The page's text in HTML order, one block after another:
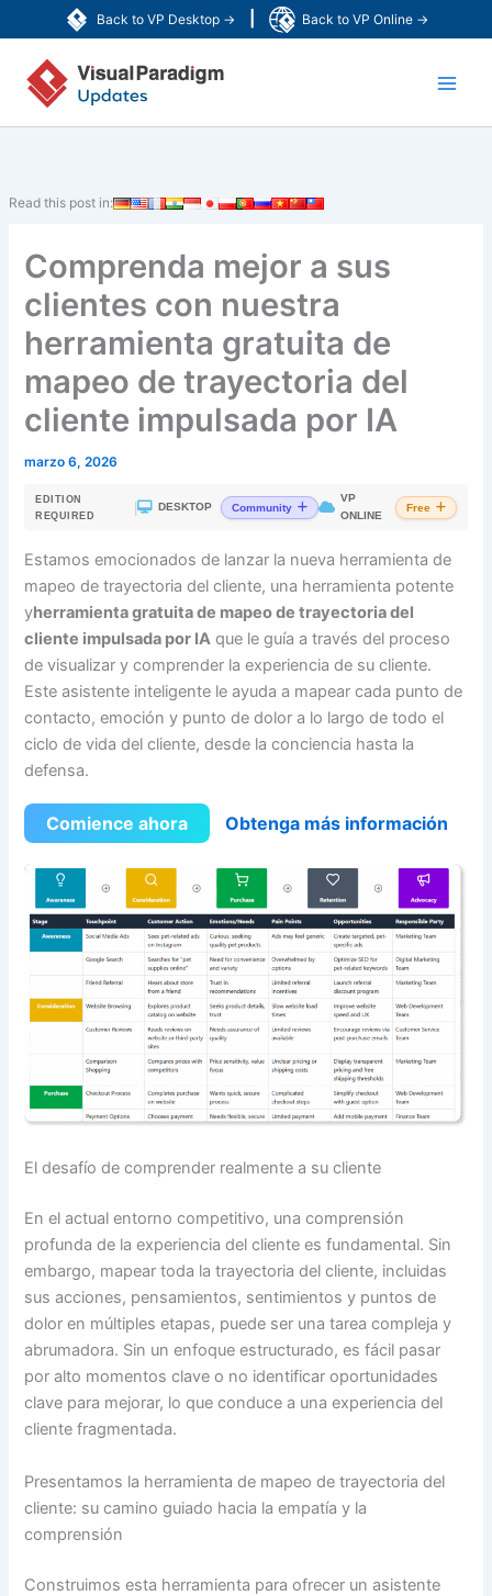
Back to VP Desktop → Back to VP Online →
al
contenido
Read this post in:
Comprenda mejor a sus
clientes con nuestra
herramienta gratuita de
mapeo de trayectoria del
cliente impulsada por IA
marzo 6, 2026
EDITION
REQUIRED
| DESKTOP Community
VP
ONLINE
Free
Estamos emocionados de lanzar la nueva herramienta de
mapeo de trayectoria del cliente, una herramienta potente
yherramienta gratuita de mapeo de trayectoria del
cliente impulsada por IA que le guía a través del proceso
de visualizar y comprender la experiencia de su cliente.
Este asistente inteligente le ayuda a mapear cada punto de
contacto, emoción y punto de dolor a lo largo de todo el
ciclo de vida del cliente, desde la conciencia hasta la
defensa.
Comience ahora Obtenga más información
El desafío de comprender realmente a su cliente
En el actual entorno competitivo, una comprensión
profunda de la experiencia del cliente es fundamental. Sin
embargo, mapear toda la trayectoria del cliente, incluidas
sus acciones, pensamientos, sentimientos y puntos de
dolor en múltiples etapas, puede ser una tarea compleja y
abrumadora. Sin un enfoque estructurado, es fácil pasar
por alto momentos clave o no identificar oportunidades
clave para mejorar, lo que conduce a una experiencia del
cliente fragmentada.
Presentamos la herramienta de mapeo de trayectoria del
cliente: su camino guiado hacia la empatía y la
comprensión
Construimos esta herramienta para ofrecer un asistente